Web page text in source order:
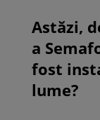
Astăzi,
a
fost
lume?